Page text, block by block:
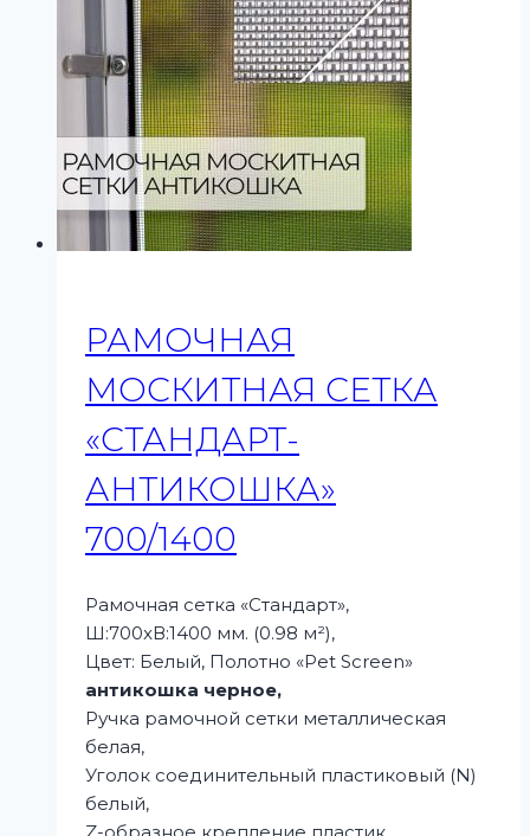
РАМОЧНАЯ
МОСКИТНАЯ СЕТКА
«СТАНДАРТ-
АНТИКОШКА»
700/1400
Рамочная сетка «Стандарт»,
Ш:700xВ:1400 мм. (0.98 м²),
Цвет: Белый, Полотно «Pet Screen»
антикошка черное,
Ручка рамочной сетки металлическая
белая,
Уголок соединительный пластиковый (N)
белый,